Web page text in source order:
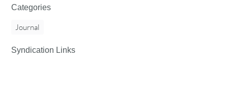
Categories
Journal
Syndication Links